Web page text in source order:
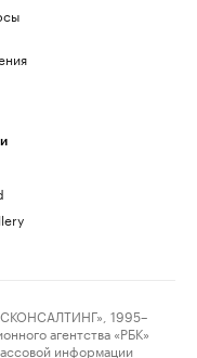
1995–
агентства «РБК»
информации